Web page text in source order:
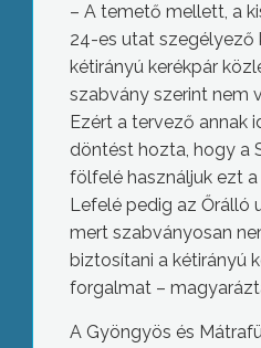
– A temető mellett, a
24-es utat szegélyező
kétirányú kerékpár
szabvány szerint nem
Ezért a tervező annak
döntést hozta, hogy a
fölfelé használjuk ezt
Lefelé pedig az Őrálló
mert szabványosan
biztosítani a kétirányú
forgalmat –
A Gyöngyös és